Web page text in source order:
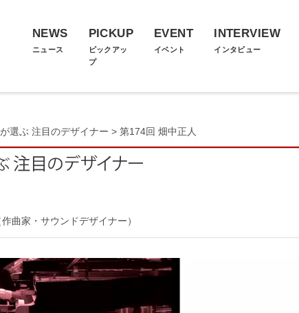
NEWS
ニュース
PICKUP
ピックアッ
プ
EVENT
イベント
INTERVIEW
インタビュー
選ぶ 注目のデザイナー > 第174回 畑中正人
作曲家・サウンドデザイナー）